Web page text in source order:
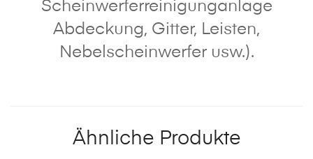
Scheinwerferreinigunganlage
Abdeckung, Gitter, Leisten,
Nebelscheinwerfer usw.).
Ähnliche Produkte